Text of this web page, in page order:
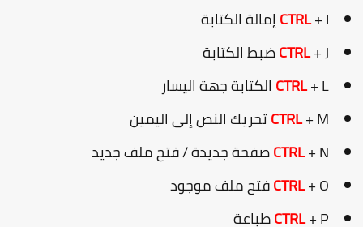
CTRL
CTRL
CTRL+ L الكتابة جهة اليسار
CTRL+ M تحريك النص إلى اليمين
CTRL+ N صفحة جديدة / فتح ملف جديد
CTRL+ O فتح ملف موجود
CTRL+ P طباعة